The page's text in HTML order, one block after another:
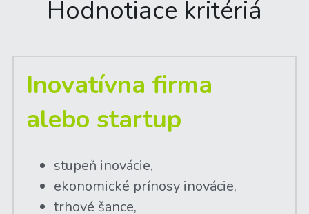
Hodnotiace kritériá
Inovatívna firma
alebo startup
stupeň inovácie,
ekonomické prínosy inovácie,
trhové šance,